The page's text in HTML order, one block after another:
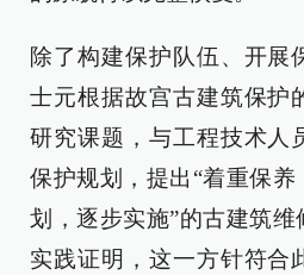
除了构建保护队伍、开展
士元根据故宫古建筑保护
研究课题，与工程技术人
保护规划，提出“着重保
划，逐步实施”的古建筑维
实践证明，这一方针符合